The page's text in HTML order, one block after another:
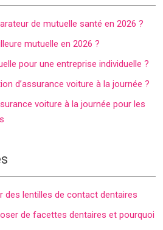
de mutuelle santé en 2026 ?
mutuelle en 2026 ?
pour une entreprise individuelle ?
d’assurance voiture à la journée ?
voiture à la journée pour les
des lentilles de contact dentaires
de facettes dentaires et pourquoi